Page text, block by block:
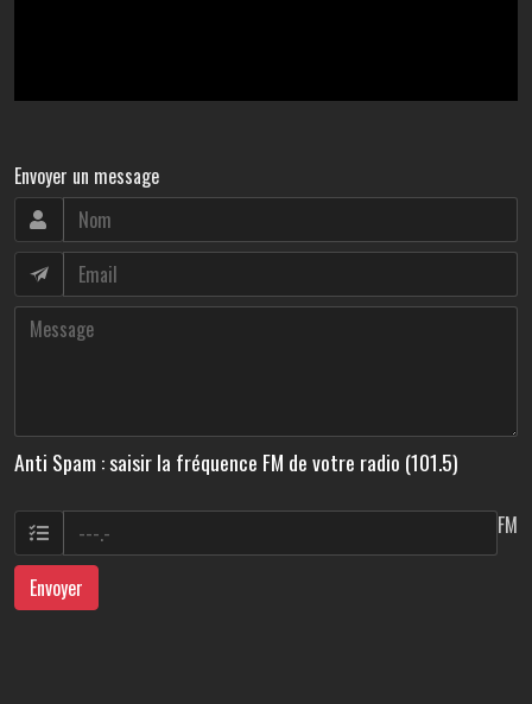
Envoyer un message
Anti Spam : saisir la fréquence FM de votre radio (101.5)
FM
Envoyer